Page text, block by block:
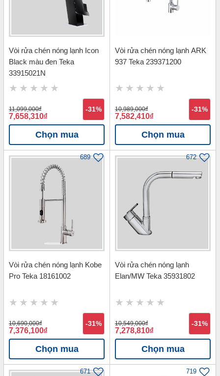
Vòi rửa chén nóng lạnh Icon
Black màu đen Teka
33915021N
11,099,000đ
7,658,310đ
-31%
Chọn mua
Vòi rửa chén nóng lạnh ARK
937 Teka 239371200
10,989,000đ
7,582,410đ
-31%
Chọn mua
689
Vòi rửa chén nóng lạnh Kobe
Pro Teka 18161002
10,690,000đ
7,376,100đ
-31%
Chọn mua
672
Vòi rửa chén nóng lạnh
Elan/MW Teka 35931802
10,549,000đ
7,278,810đ
-31%
Chọn mua
671 719